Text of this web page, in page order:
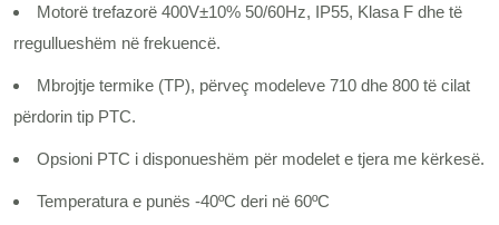
Motorë trefazorë 400V±10% 50/60Hz, IP55, Klasa F dhe të
rregullueshëm në frekuencë.
Mbrojtje termike (TP), përveç modeleve 710 dhe 800 të cilat
përdorin tip PTC.
Opsioni PTC i disponueshëm për modelet e tjera me kërkesë.
Temperatura e punës -40ºC deri në 60ºC